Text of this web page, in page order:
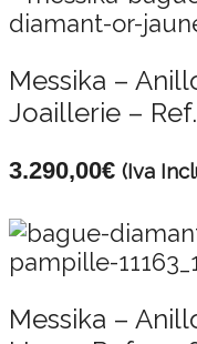
Messika –
Joaillerie –
3.290,00€ (Iva
Messika –